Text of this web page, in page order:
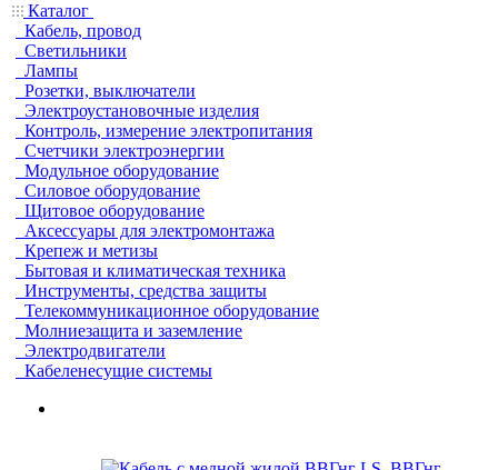
Каталог
Кабель, провод
Светильники
Лампы
Розетки, выключатели
Электроустановочные изделия
Контроль, измерение электропитания
Счетчики электроэнергии
Модульное оборудование
Силовое оборудование
Щитовое оборудование
Аксессуары для электромонтажа
Крепеж и метизы
Бытовая и климатическая техника
Инструменты, средства защиты
Телекоммуникационное оборудование
Молниезащита и заземление
Электродвигатели
Кабеленесущие системы